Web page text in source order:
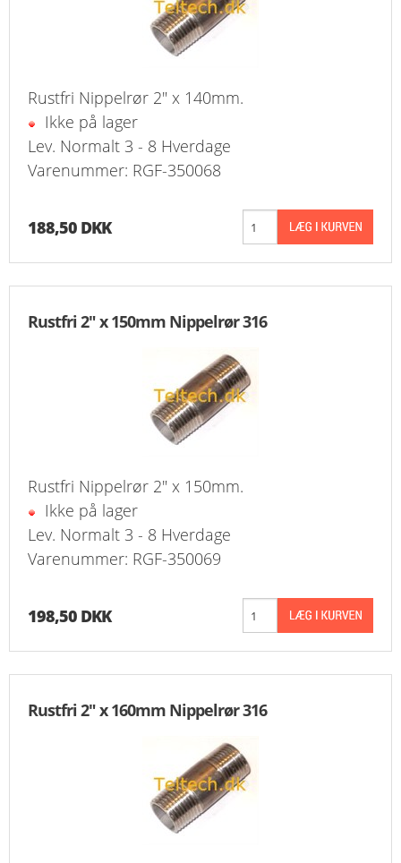
Rustfri Nippelrør 2" x 140mm.
Ikke på lager
Lev. Normalt 3 - 8 Hverdage
Varenummer: RGF-350068
188,50 DKK
Rustfri 2" x 150mm Nippelrør 316
Rustfri Nippelrør 2" x 150mm.
Ikke på lager
Lev. Normalt 3 - 8 Hverdage
Varenummer: RGF-350069
198,50 DKK
Rustfri 2" x 160mm Nippelrør 316